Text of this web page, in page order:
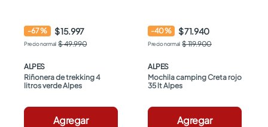
-67% $ 15.997
$ 49.990
ALPES
Riñonera de trekking 4
litros verde Alpes
Agregar
-40% $ 71.940
$ 119.900
ALPES
Mochila camping Creta rojo
35 lt Alpes
Agregar